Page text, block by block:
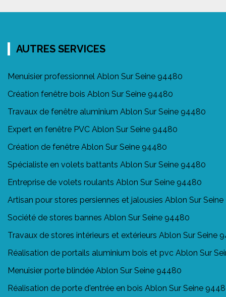
AUTRES SERVICES
Menuisier professionnel Ablon Sur Seine 94480
Création fenêtre bois Ablon Sur Seine 94480
Travaux de fenêtre aluminium Ablon Sur Seine 94480
Expert en fenêtre PVC Ablon Sur Seine 94480
Création de fenêtre Ablon Sur Seine 94480
Spécialiste en volets battants Ablon Sur Seine 94480
Entreprise de volets roulants Ablon Sur Seine 94480
Artisan pour stores persiennes et jalousies Ablon Sur
Société de stores bannes Ablon Sur Seine 94480
Travaux de stores intérieurs et extérieurs Ablon Sur Seine
Réalisation de portails aluminium bois et pvc Ablon Sur
Menuisier porte blindée Ablon Sur Seine 94480
Réalisation de porte d'entrée en bois Ablon Sur Seine